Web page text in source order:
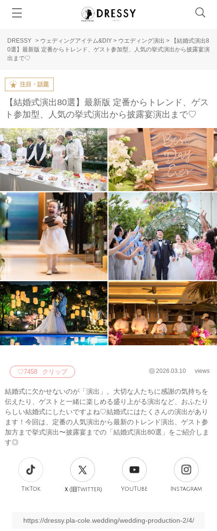
DRESSY > ウェディングアイテム&DIY > ウエディング演出 >
【結婚式演出8
0選】最新版 定番からトレンド、ゲスト参加型、人気の挙式演出から披露宴演
出まで♡
注目・話題
【結婚式演出80選】最新版 定番からトレンド、ゲス
ト参加型、人気の挙式演出から披露宴演出まで♡
♡7458 クリップ 2026.03.10 views
結婚式に欠かせないのが「演出」。大切な人たちに感謝の気持ちを
伝えたり、ゲストと一緒に楽しめる盛り上がる演出など、おふたり
らしい結婚式にしたいですよね♡結婚式にはたくさんの演出があり
ます！今回は、定番の人気演出から最新のトレンド演出、ゲスト参
加方まで挙式演出〜披露宴までの「結婚式演出80選」をご紹介しま
す◎
TikTok Ｘ(旧Twitter) YouTube Instagram
https://dressy.pla-cole.wedding/wedding-production-2/4/